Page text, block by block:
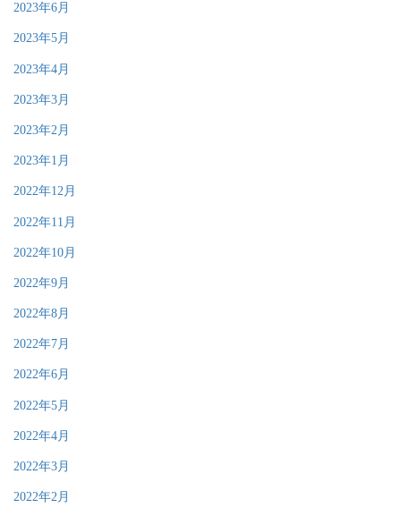
2023年6月
2023年5月
2023年4月
2023年3月
2023年2月
2023年1月
2022年12月
2022年11月
2022年10月
2022年9月
2022年8月
2022年7月
2022年6月
2022年5月
2022年4月
2022年3月
2022年2月